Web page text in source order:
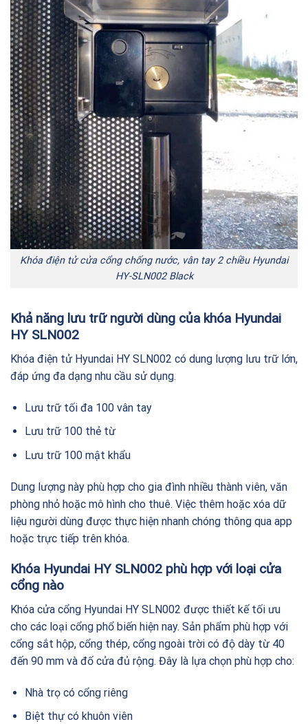
Khóa điện tử cửa cổng chống nước, vân tay 2 chiều Hyundai
HY-SLN002 Black
Khả năng lưu trữ người dùng của khóa Hyundai
HY SLN002
Khóa điện tử Hyundai HY SLN002 có dung lượng lưu trữ lớn,
đáp ứng đa dạng nhu cầu sử dụng.
Lưu trữ tối đa 100 vân tay
Lưu trữ 100 thẻ từ
Lưu trữ 100 mật khẩu
Dung lượng này phù hợp cho gia đình nhiều thành viên, văn
phòng nhỏ hoặc mô hình cho thuê. Việc thêm hoặc xóa dữ
liệu người dùng được thực hiện nhanh chóng thông qua app
hoặc trực tiếp trên khóa.
Khóa Hyundai HY SLN002 phù hợp với loại cửa
cổng nào
Khóa cửa cổng Hyundai HY SLN002 được thiết kế tối ưu
cho các loại cổng phổ biến hiện nay. Sản phẩm phù hợp với
cổng sắt hộp, cổng thép, cổng ngoài trời có độ dày từ 40
đến 90 mm và đố cửa đủ rộng. Đây là lựa chọn phù hợp cho:
Nhà trọ có cổng riêng
Biệt thự có khuôn viên